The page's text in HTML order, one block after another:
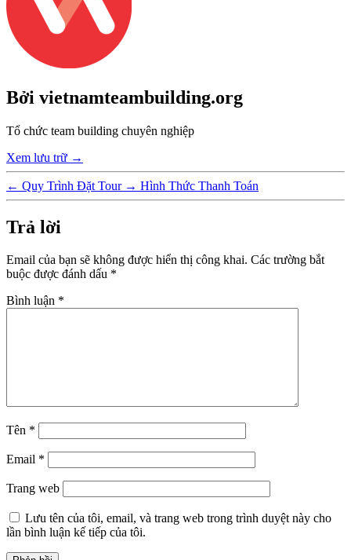
Bởi vietnamteambuilding.org
Tổ chức team building chuyên nghiệp
Xem lưu trữ →
← Quy Trình Đặt Tour → Hình Thức Thanh Toán
Trả lời
Email của bạn sẽ không được hiển thị công khai. Các trường bắt
buộc được đánh dấu *
Bình luận *
Tên *
Email *
Trang web
Lưu tên của tôi, email, và trang web trong trình duyệt này cho
lần bình luận kế tiếp của tôi.